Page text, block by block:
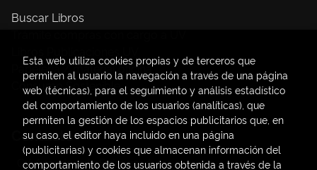
Buscar Libros
Papelería / material oficina
Consumo Sostenible
Contacto
C/ Amadeo de Saboya, 4
Esta web utiliza cookies propias y de terceros que
permiten al usuario la navegación a través de una página
web (técnicas), para el seguimiento y análisis estadístico
del comportamiento de los usuarios (analíticas), que
permiten la gestión de los espacios publicitarios que, en
su caso, el editor haya incluido en una página
(publicitarias) y cookies que almacenan información del
comportamiento de los usuarios obtenida a través de la